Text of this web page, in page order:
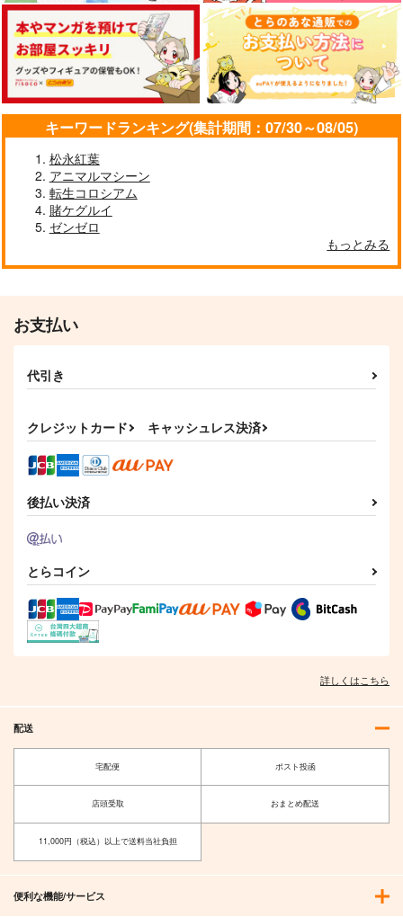
キーワードランキング(集計期間：07/30～08/05)
松永紅葉
アニマルマシーン
転生コロシアム
賭ケグルイ
ゼンゼロ
もっとみる
お支払い
代引き
クレジットカード キャッシュレス決済
後払い決済
とらコイン
詳しくはこちら
配送
宅配便 ポスト投函
店頭受取 おまとめ配送
11,000円（税込）以上で送料当社負担
便利な機能/サービス